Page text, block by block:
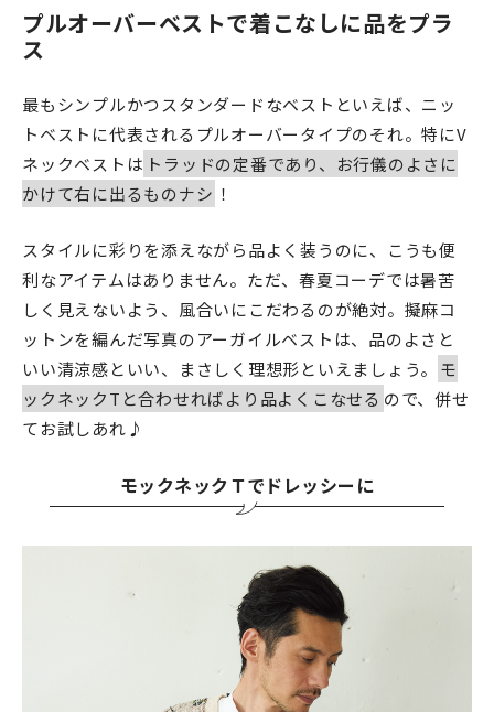
プルオーバーベストで着こなしに品をプラ
ス
最もシンプルかつスタンダードなベストといえば、ニッ
トベストに代表されるプルオーバータイプのそれ。特にV
ネックベストは トラッドの定番であり、お行儀のよさに
かけて右に出るものナシ ！
スタイルに彩りを添えながら品よく装うのに、こうも便
利なアイテムはありません。ただ、春夏コーデでは暑苦
しく見えないよう、風合いにこだわるのが絶対。擬麻コ
ットンを編んだ写真のアーガイルベストは、品のよさと
いい清涼感といい、まさしく理想形といえましょう。
モ
ックネックTと合わせればより品よくこなせる ので、併せ
てお試しあれ♪
モックネックＴでドレッシーに